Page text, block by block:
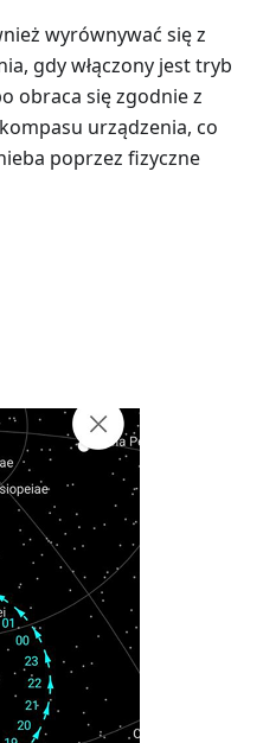
wyrównywać się z
gdy włączony jest tryb
obraca się zgodnie z
urządzenia, co
poprzez fizyczne